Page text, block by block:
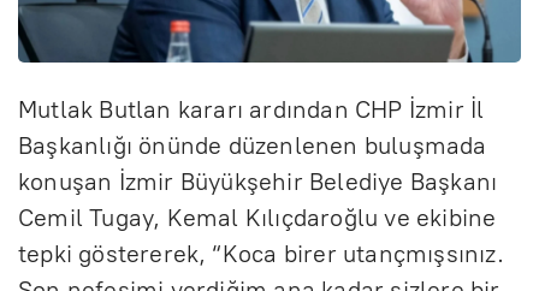
Mutlak Butlan kararı ardından CHP İzmir İl
Başkanlığı önünde düzenlenen buluşmada
konuşan İzmir Büyükşehir Belediye Başkanı
Cemil Tugay, Kemal Kılıçdaroğlu ve ekibine
tepki göstererek, “Koca birer utançmışsınız.